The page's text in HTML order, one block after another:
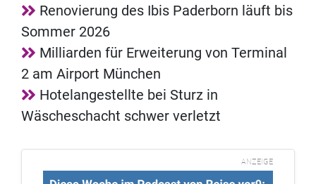
Renovierung des Ibis Paderborn läuft bis
Sommer 2026
Milliarden für Erweiterung von Terminal
2 am Airport München
Hotelangestellte bei Sturz in
Wäscheschacht schwer verletzt
ANZEIGE